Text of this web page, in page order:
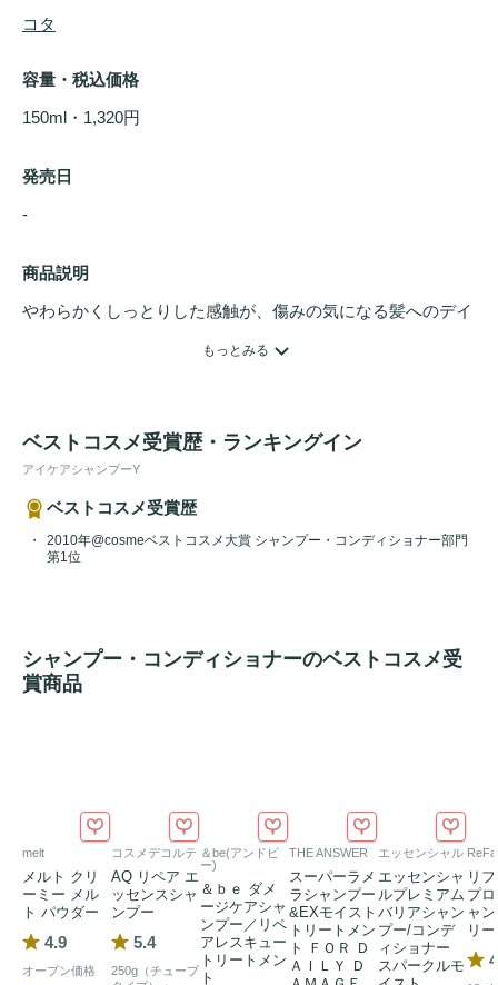
コタ
容量・税込価格
150ml・1,320円
発売日
-
商品説明
やわらかくしっとりした感触が、傷みの気になる髪へのデイ
【香り】
    配合
ハーブ：トウキセンカ
もっとみる
ベストコスメ受賞歴・ランキングイン
アイケアシャンプーY
ベストコスメ受賞歴
2010年@cosmeベストコスメ大賞 シャンプー・コンディショナー部門
第1位
シャンプー・コンディショナーのベストコスメ受
賞商品
melt
メルト クリ
ーミー メル
ト パウダー
4.9
オープン価格
コスメデコルテ
AQ リペア エ
ッセンスシャ
ンプー
5.4
250g（チューブ
＆be(アンドビ
ー)
＆ｂｅ ダメ
ージケアシャ
ンプー／リペ
アレスキュー
トリートメン
ト
THE ANSWER
スーパーラメ
ラシャンプー
&EXモイスト
トリートメン
ト ＦＯＲ Ｄ
ＡＩＬＹ Ｄ
エッセンシャル
エッセンシャ
ルプレミアム
バリアシャン
プー/コンデ
ィショナー
スパークルモ
ReFa
リ
プ
ャ
リ